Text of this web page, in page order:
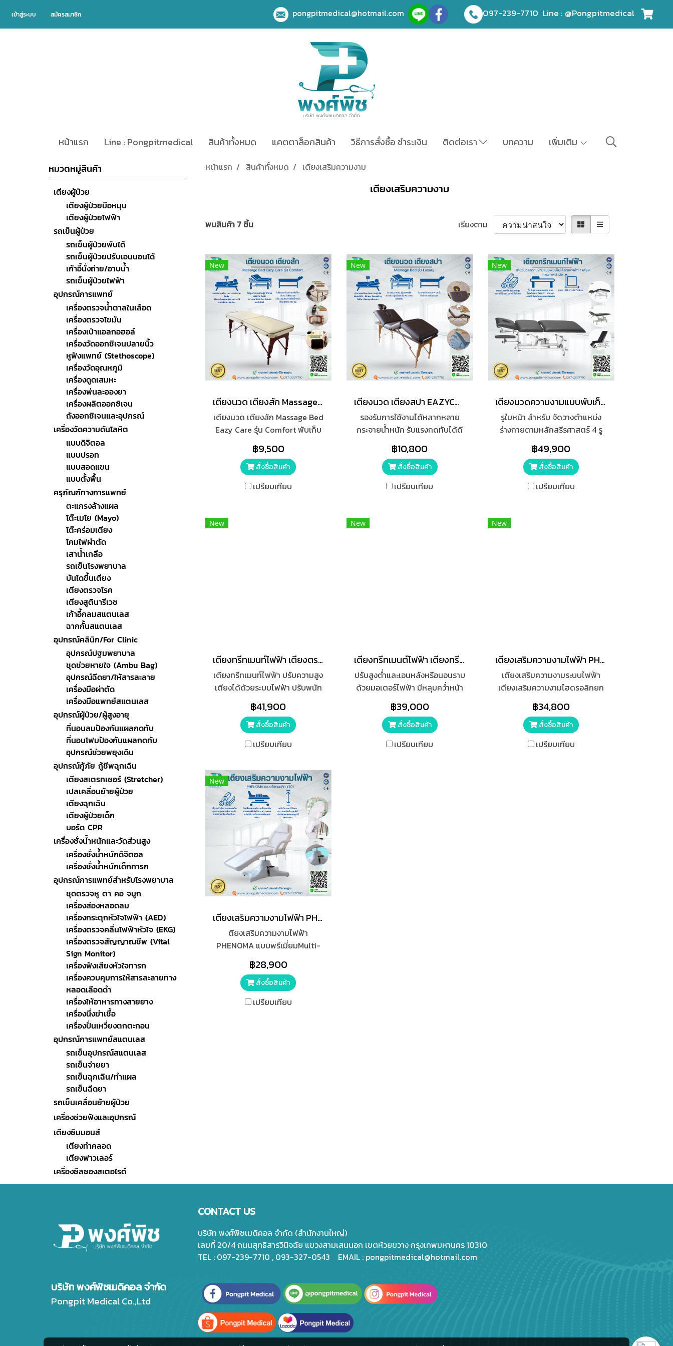
เข้าสู่ระบบ สมัครสมาชิก pongpitmedical@hotmail.com 097-239-7710 Line : @Pongpitmedical
หน้าแรก Line : Pongpitmedical สินค้าทั้งหมด แคตตาล็อกสินค้า วิธีการสั่งซื้อ ชำระเงิน ติดต่อเรา บทความ เพิ่มเติม
หน้าแรก สินค้าทั้งหมด เตียงเสริมความงาม
เตียงเสริมความงาม
พบสินค้า 7 ชิ้น เรียงตาม
New
เตียงนวด เตียงสัก Massage Bed Eazy Care รุ่น Comfort
เตียงนวด เตียงสัก Massage Bed
Eazy Care รุ่น Comfort พับเก็บ
ได้ พร้อมของแถม และกระเป๋า
สำหรับพกพา
฿9,500
สั่งซื้อสินค้า
เปรียบเทียบ
New
เตียงนวด เตียงสปา EAZYCARE Massage Bed รุ่น Luxury
รองรับการใช้งานได้หลากหลาย
กระจายน้ำหนัก รับแรงกดทับได้ดี
เพิ่มความ Relax ให้มีประสิทธิภาพ
พนักพิงศีรษะสามารถถอดและปรับ
ได้ตามการใช้งาน
฿10,800
สั่งซื้อสินค้า
เปรียบเทียบ
New
เตียงนวดความงามแบบพับเก็บได้ด้วยไฟฟ้า / เตียงกายภาพบำบัด
รูใบหน้า สำหรับ จัดวางตำแหน่ง
ร่างกายตามหลักสรีรศาสตร์ 4 รู
ทั้ง 5 มุม และ ความสูง ของที่พัก
ศีรษะ / ที่พักเท้า สามารถปรับได้
฿49,900
สั่งซื้อสินค้า
เปรียบเทียบ
New
เตียงทรีทเมนท์ไฟฟ้า เตียงตรวจ รุ่น Zera 1 มอเตอร์
เตียงทรีทเมนท์ไฟฟ้า ปรับความสูง
เตียงได้ด้วยระบบไฟฟ้า ปรับพนัก
พิงได้ 45 องศา ด้วยโช๊คไฮดรอลิค
ปรับได้อย่างนุ่มนวล
฿41,900
สั่งซื้อสินค้า
เปรียบเทียบ
New
เตียงทรีทเมนต์ไฟฟ้า เตียงทรีทเมนต์ไฟฟ้า
ปรับสูงต่ำและเอนหลังหรือนอนราบ
ด้วยมอเตอร์ไฟฟ้า มีหลุมคว่ำหน้า
ใช้งานเป็นนวดหน้า เตียงสปา
สามารถประยุกต์ใช้เป็นเตียงเตียง
ผ่าตัดเล็กได้ ใช้งานง่าย มี
รีโมทคอนโทรล
฿39,000
สั่งซื้อสินค้า
เปรียบเทียบ
New
เตียงเสริมความงามไฟฟ้า PHENOMA ระบบไฟฟ้า+รีโมท B006
เตียงเสริมความงามระบบไฟฟ้า
เตียงเสริมความงามไฮดรอลิกยก
เตียงไฟฟ้าเสริมความงาม เตียง
คลินิกเสริมความงาม เตียงนวด
หน้า
฿34,800
สั่งซื้อสินค้า
เปรียบเทียบ
New
เตียงเสริมความงามไฟฟ้า PHENOMA ระบบไฮดรอลิก Y101
ตียงเสริมความงามไฟฟ้า
PHENOMA แบบพรีเมี่ยมMulti-
function Beauty Clinic bed คลิ
นิคเวชกรรม เตียงฉีดหน้า
หัตถการ
฿28,900
สั่งซื้อสินค้า
เปรียบเทียบ
หมวดหมู่สินค้า
เตียงผู้ป่วย
เตียงผู้ป่วยมือหมุน
เตียงผู้ป่วยไฟฟ้า
รถเข็นผู้ป่วย
รถเข็นผู้ป่วยพับได้
รถเข็นผู้ป่วยปรับเอนนอนได้
เก้าอี้นั่งถ่าย/อาบน้ำ
รถเข็นผู้ป่วยไฟฟ้า
อุปกรณ์การแพทย์
เครื่องตรวจน้ำตาลในเลือด
เครื่องตรวจไขมัน
เครื่องเป่าแอลกอฮอล์
เครื่องวัดออกซิเจนปลายนิ้ว
หูฟังแพทย์ (Stethoscope)
เครื่องวัดอุณหภูมิ
เครื่องดูดเสมหะ
เครื่องพ่นละอองยา
เครื่องผลิตออกซิเจน
ถังออกซิเจนและอุปกรณ์
เครื่องวัดความดันโลหิต
แบบดิจิตอล
แบบปรอท
แบบสอดแขน
แบบตั้งพื้น
ครุภัณฑ์ทางการแพทย์
ตะแกรงล้างแผล
โต๊ะเมโย (Mayo)
โต๊ะคร่อมเตียง
โคมไฟผ่าตัด
เสาน้ำเกลือ
รถเข็นโรงพยาบาล
บันไดขึ้นเตียง
เตียงตรวจโรค
เตียงสูตินารีเวช
เก้าอี้กลมสแตนเลส
ฉากกั้นสแตนเลส
อุปกรณ์คลินิก/For Clinic
อุปกรณ์ปฐมพยาบาล
ชุดช่วยหายใจ (Ambu Bag)
อุปกรณ์ฉีดยา/ให้สารละลาย
เครื่องมือผ่าตัด
เครื่องมือแพทย์สแตนเลส
อุปกรณ์ผู้ป่วย/ผู้สูงอายุ
ที่นอนลมป้องกันแผลกดทับ
ที่นอนโฟมป้องกันแผลกดทับ
อุปกรณ์ช่วยพยุงเดิน
อุปกรณ์กู้ภัย กู้ชีพฉุกเฉิน
เตียงสเตรทเชอร์ (Stretcher)
เปลเคลื่อนย้ายผู้ป่วย
เตียงฉุกเฉิน
เตียงผู้ป่วยเด็ก
บอร์ด CPR
เครื่องชั่งน้ำหนักและวัดส่วนสูง
เครื่องชั่งน้ำหนักดิจิตอล
เครื่องชั่งน้ำหนักเด็กทารก
อุปกรณ์การแพทย์สำหรับโรงพยาบาล
ชุดตรวจหู ตา คอ จมูก
เครื่องส่องหลอดลม
เครื่องกระตุกหัวใจไฟฟ้า (AED)
เครื่องตรวจคลื่นไฟฟ้าหัวใจ (EKG)
เครื่องตรวจสัญญาณชีพ (Vital
Sign Monitor)
เครื่องฟังเสียงหัวใจทารก
เครื่องควบคุมการให้สารละลายทาง
หลอดเลือดดำ
เครื่องให้อาหารทางสายยาง
เครื่องนึ่งฆ่าเชื้อ
เครื่องปั่นเหวี่ยงตกตะกอน
อุปกรณ์การแพทย์สแตนเลส
รถเข็นอุปกรณ์สแตนเลส
รถเข็นจ่ายยา
รถเข็นฉุกเฉิน/ทำแผล
รถเข็นฉีดยา
รถเข็นเคลื่อนย้ายผู้ป่วย
เครื่องช่วยฟังและอุปกรณ์
เตียงซิมมอนส์
เตียงทำคลอด
เตียงฟาวเลอร์
เครื่องซีลซองสเตอไรด์
บริษัท พงศ์พิชเมดิคอล จำกัด
Pongpit Medical Co.,Ltd
CONTACT US
บริษัท พงศ์พิชเมดิคอล จำกัด (สำนักงานใหญ่)
เลขที่ 20/4 ถนนสุทธิสารวินิจฉัย แขวงสามเสนนอก เขตห้วยขวาง กรุงเทพมหานคร 10310
TEL : 097-239-7710 , 093-327-0543 EMAIL : pongpitmedical@hotmail.com